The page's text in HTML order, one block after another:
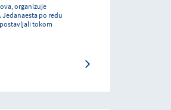
organizuje
po redu
tokom